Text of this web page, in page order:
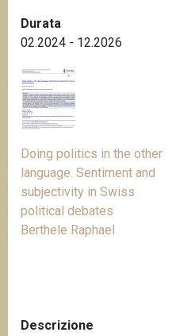
Durata
02.2024 - 12.2026
Doing politics in the other
language. Sentiment and
subjectivity in Swiss
political debates
Berthele Raphael
Descrizione